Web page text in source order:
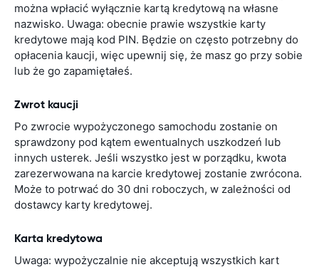
można wpłacić wyłącznie kartą kredytową na własne
nazwisko. Uwaga: obecnie prawie wszystkie karty
kredytowe mają kod PIN. Będzie on często potrzebny do
opłacenia kaucji, więc upewnij się, że masz go przy sobie
lub że go zapamiętałeś.
Zwrot kaucji
Po zwrocie wypożyczonego samochodu zostanie on
sprawdzony pod kątem ewentualnych uszkodzeń lub
innych usterek. Jeśli wszystko jest w porządku, kwota
zarezerwowana na karcie kredytowej zostanie zwrócona.
Może to potrwać do 30 dni roboczych, w zależności od
dostawcy karty kredytowej.
Karta kredytowa
Uwaga: wypożyczalnie nie akceptują wszystkich kart